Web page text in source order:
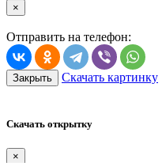
×
Отправить на телефон:
Закрыть Скачать картинку
Скачать открытку
×